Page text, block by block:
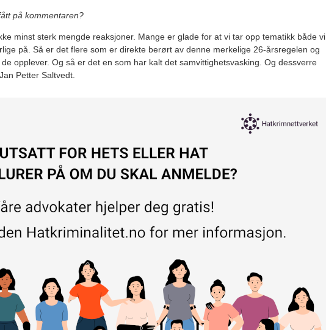
på kommentaren?
minst sterk mengde reaksjoner. Mange er glade for at vi tar opp tematikk både vi
på. Så er det flere som er direkte berørt av denne merkelige 26-årsregelen og
opplever. Og så er det en som har kalt det samvittighetsvasking. Og dessverre
Petter Saltvedt.